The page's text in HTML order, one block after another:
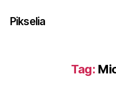
Pikselia
Tag: